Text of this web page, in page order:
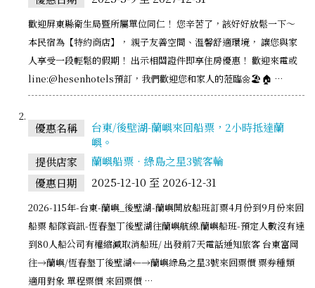
歡迎屏東縣衛生局暨所屬單位同仁！ 您辛苦了，該好好放鬆一下～
本民宿為【特約商店】， 親子友善空間、溫馨舒適環境， 讓您與家
人享受一段輕鬆的假期！ 出示相關證件即享住房優惠！ 歡迎來電或
line:@hesenhotels預訂，我們歡迎您和家人的蒞臨🌼🏖️🏠 …
優惠名稱
台東/後壁湖-蘭嶼來回船票，2小時抵達蘭
嶼。
提供店家
蘭嶼船票‧綠島之星3號客輪
優惠日期
2025-12-10 至 2026-12-31
2026-115年-台東-蘭嶼_後壁湖-蘭嶼開放船班訂票4月份到9月份來回
船票 船隊資訊-恆春墾丁後壁湖往蘭嶼航線.蘭嶼船班-預定人數沒有達
到80人船公司有權縮減取消船班/ 出發前7天電話通知旅客 台東富岡
往→蘭嶼/恆春墾丁後壁湖←→蘭嶼綠島之星3號來回票價 票券種類
適用對象 單程票價 來回票價 …